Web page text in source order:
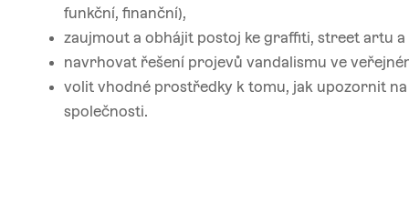
funkční, finanční),
zaujmout a obhájit postoj ke graffiti, street artu
navrhovat řešení projevů vandalismu ve
volit vhodné prostředky k tomu, jak upozornit
společnosti.